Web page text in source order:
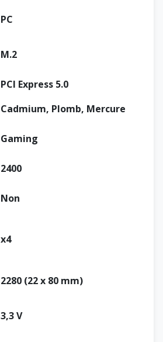
PC
M.2
PCI Express 5.0
Cadmium, Plomb, Mercure
Gaming
2400
Non
x4
2280 (22 x 80 mm)
3,3 V